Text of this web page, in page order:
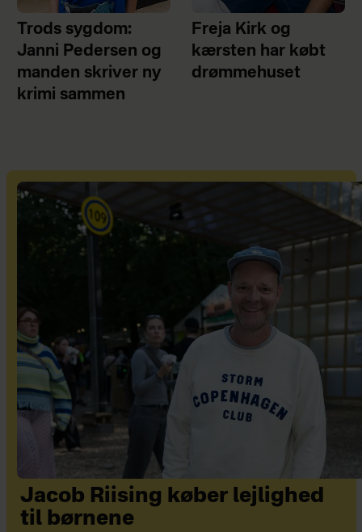
Trods sygdom:
Janni Pedersen og
manden skriver ny
krimi sammen
Freja Kirk og
kærsten har købt
drømmehuset
Jacob Riising køber lejlighed
til børnene